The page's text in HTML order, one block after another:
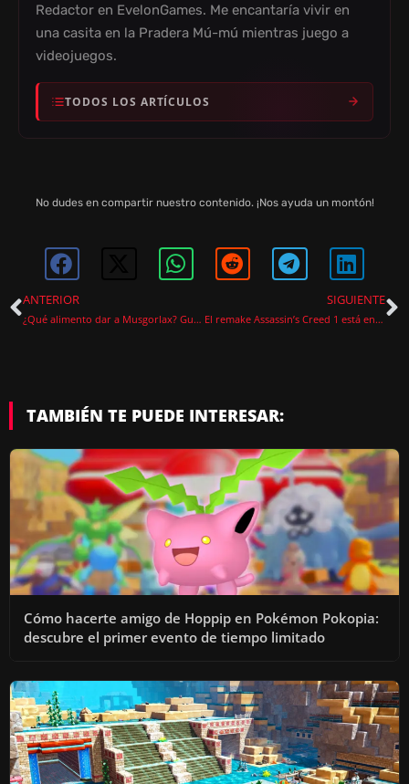
Redactor en EvelonGames. Me encantaría vivir en
una casita en la Pradera Mú-mú mientras juego a
videojuegos.
TODOS LOS ARTÍCULOS
No dudes en compartir nuestro contenido. ¡Nos ayuda un montón!
ANTERIOR
¿Qué alimento dar a Musgorlax? Guía de comida de Pokémon Pokopia
SIGUIENTE
El remake Assassin’s Creed 1 está en marcha y era el que de verdad hacía falta
TAMBIÉN TE PUEDE INTERESAR:
Cómo hacerte amigo de Hoppip en Pokémon Pokopia:
descubre el primer evento de tiempo limitado